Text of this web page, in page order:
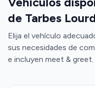
de Tarbes
Elija el vehículo
sus necesidades de
e incluyen meet & greet.